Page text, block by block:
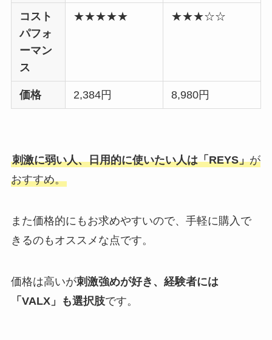
コスト
パフォ
ーマン
ス
★★★★★ ★★★☆☆
価格 2,384円 8,980円
刺激に弱い人、日用的に使いたい人は「REYS」が
おすすめ。
また価格的にもお求めやすいので、手軽に購入で
きるのもオススメな点です。
価格は高いが刺激強めが好き、経験者には
「VALX」も選択肢です。